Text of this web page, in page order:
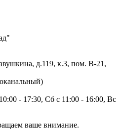
д.119, к.3, пом. В-21,
- 17:30, Сб с 11:00 - 16:00, Вс
ваше внимание.